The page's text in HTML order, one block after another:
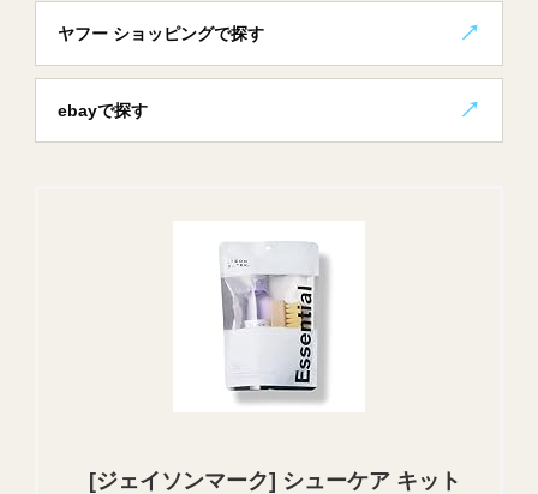
ヤフー ショッピングで探す
ebayで探す
[ジェイソンマーク] シューケア キット